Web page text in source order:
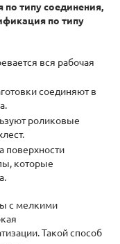
по типу соединения,
по типу
вся рабочая
соединяют в
роликовые
поверхности
которые
с мелкими
Такой способ